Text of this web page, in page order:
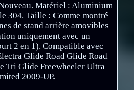
Matériel : Aluminium
304. Taille : Comme montré
de stand arrière amovibles
uniquement avec un
2 en 1). Compatible avec
Glide Road Glide Road
Tri Glide Freewheeler Ultra
2009-UP.